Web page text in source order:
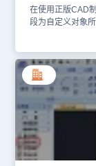
图所示。在不适
的情况，键入选
窗 [自由插入(F)]<
侧的墙或门窗，
是不一样的，顶
注意。以上建筑
软件——浩辰CAD
制图初学入门者
哦~
梯段的长度。【
圆弧”，按边线类
在使用正版CAD
段为自定义对象
程吧！建筑CAD
同时显示七个夹
示两个夹点。在
移该梯段的内圆
外径。点取该夹
置】拖动夹点，
动五个夹点中任
据夹点具体位置
操作。以上建筑